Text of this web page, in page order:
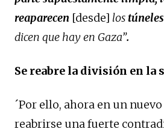
reaparecen [desde] los
dicen que hay en Gaza”.
Se reabre la división en la
´Por ello, ahora en un
reabrirse una fuerte